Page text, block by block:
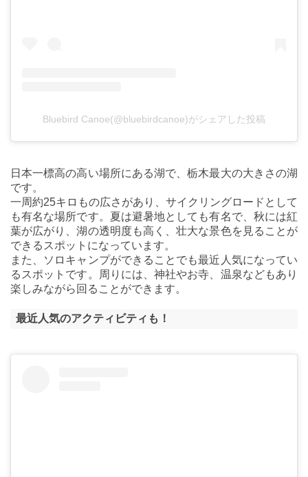
Bluebird Canoe(@bluebirdcanoe)がシェアした投稿
日本一標高の高い場所にある湖で、栃木最大の大きさの湖
です。
一周約25キロもの広さがあり、サイクリングロードとして
も有名な場所です。夏は避暑地としても有名で、秋には紅
葉が広がり、湖の透明度も高く、壮大な景色を見ることが
できるスポットになっています。
また、ソロキャンプができることでも最近人気になってい
るスポットです。周りには、神社やお寺、温泉などもあり
楽しみながら回ることができます。
最近人気のアクティビティも！